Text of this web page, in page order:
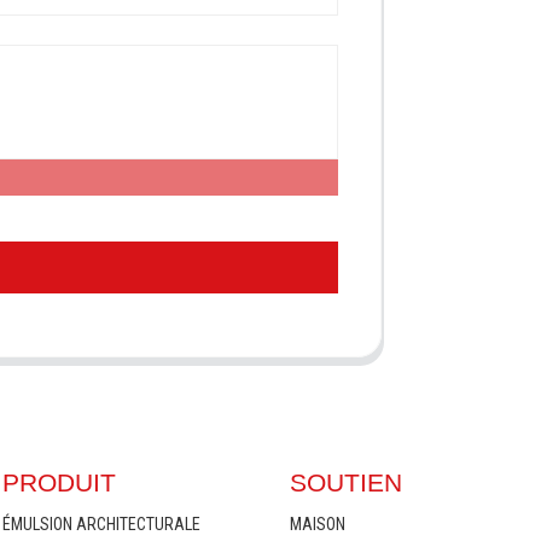
PRODUIT
ÉMULSION ARCHITECTURALE
SOUTIEN
MAISON